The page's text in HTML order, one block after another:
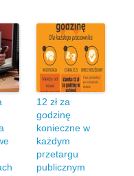
12 zł za
godzinę
konieczne w
każdym
przetargu
publicznym